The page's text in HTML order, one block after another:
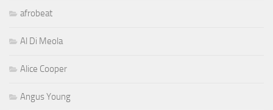
afrobeat
Al Di Meola
Alice Cooper
Angus Young